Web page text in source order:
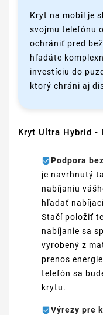
Kryt na mobil je
svojmu telefónu
ochrániť pred
hľadáte
investíciu do
ktorý chráni aj
Kryt Ultra Hybrid -
Podpora
je navrhnutý
nabíjaniu
hľadať
Stačí položiť
nabíjanie sa
vyrobený z
prenos
telefón sa
krytu.
Výrezy pre